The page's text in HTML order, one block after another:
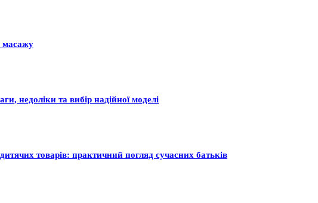
масажу
недоліки та вибір надійної моделі
товарів: практичний погляд сучасних батьків